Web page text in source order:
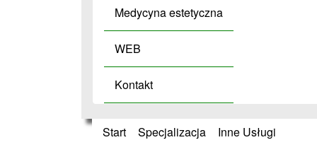
Medycyna estetyczna
WEB
Kontakt
Start Specjalizacja Inne Usługi